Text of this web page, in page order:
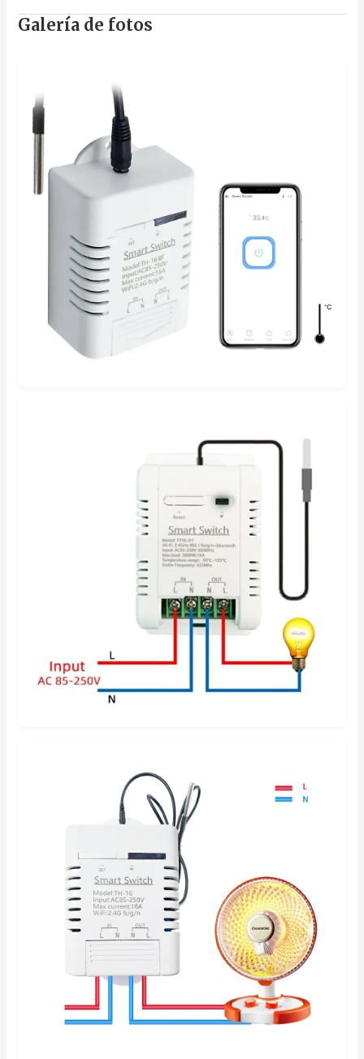
Galería de fotos